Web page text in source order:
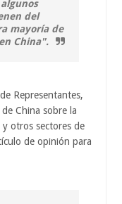
del
mayoría de
China".
Representantes,
China sobre la
otros sectores de
de opinión para